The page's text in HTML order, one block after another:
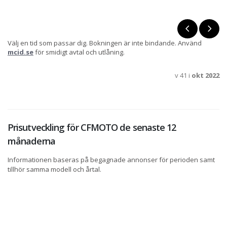
Välj en tid som passar dig. Bokningen är inte bindande. Använd
mcid.seför smidigt avtal och utlåning.
v 41 i okt 2022
Prisutveckling för CFMOTO de senaste 12
månaderna
Informationen baseras på begagnade annonser för perioden samt
tillhör samma modell och årtal.